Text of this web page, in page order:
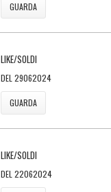
GUARDA
LIKE/SOLDI
DEL 29062024
GUARDA
LIKE/SOLDI
DEL 22062024